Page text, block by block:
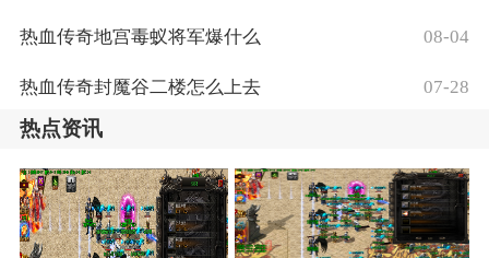
热血传奇地宫毒蚁将军爆什么 08-04
热血传奇封魔谷二楼怎么上去 07-28
热点资讯